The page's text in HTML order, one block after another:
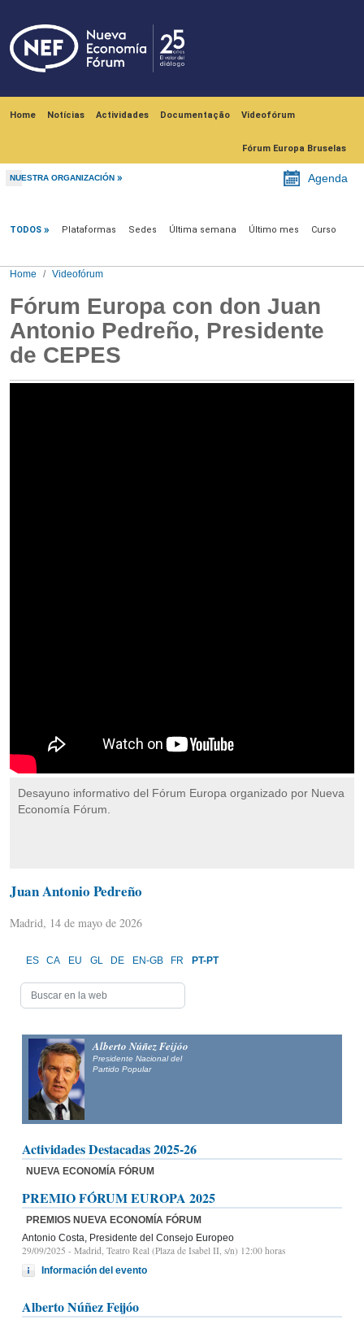
Home Notícias Actividades Documentação Videofórum
Fórum Europa Bruselas
NUESTRA ORGANIZACIÓN Agenda
TODOS Plataformas Sedes Última semana Último mes Curso
Home Videofórum
Fórum Europa con don Juan
Antonio Pedreño, Presidente
de CEPES
Desayuno informativo del Fórum Europa organizado por Nueva
Economía Fórum.
Juan Antonio Pedreño
Madrid, 14 de mayo de 2026
ES CA EU GL DE EN-GB FR PT-PT
Alberto Núñez Feijóo
Presidente Nacional del
Partido Popular
Actividades Destacadas 2025-26
NUEVA ECONOMÍA FÓRUM
PREMIO FÓRUM EUROPA 2025
PREMIOS NUEVA ECONOMÍA FÓRUM
Antonio Costa, Presidente del Consejo Europeo
29/09/2025 - Madrid, Teatro Real (Plaza de Isabel II, s/n) 12:00 horas
Información del evento
Alberto Núñez Feijóo